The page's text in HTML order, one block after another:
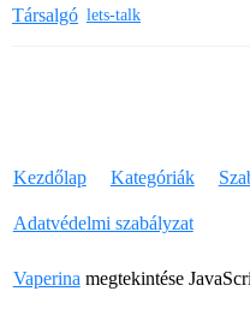
Társalgó lets-talk
Kezdőlap Kategóriák
Adatvédelmi szabályzat
Vaperina megtekintése